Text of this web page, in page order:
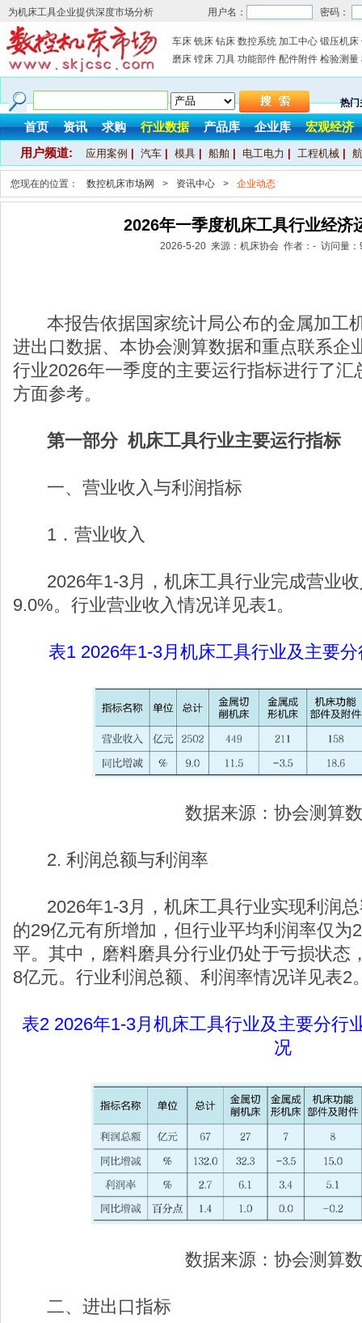
为机床工具企业提供深度市场分析 用户名： 密码：
车床 铣床 钻床 数控系统 加工中心 锻压机床
磨床 镗床 刀具 功能部件 配件附件 检验测量
热门
首页 资讯 求购 行业数据 产品库 企业库 宏观经济
用户频道: 应用案例 汽车 模具 船舶 电工电力 工程机械
您现在的位置： 数控机床市场网 > 资讯中心 > 企业动态
2026年一季度机床工具行业经济
2026-5-20 来源：机床协会 作者：- 访问量：
本报告依据国家统计局公布的金属加工
进出口数据、本协会测算数据和重点联系企
行业2026年一季度的主要运行指标进行了
方面参考。
第一部分 机床工具行业主要运行指标
一、营业收入与利润指标
1．营业收入
2026年1-3月，机床工具行业完成营业收
9.0%。行业营业收入情况详见表1。
表1 2026年1-3月机床工具行业及主要
数据来源：协会测算
2. 利润总额与利润率
2026年1-3月，机床工具行业实现利润总
的29亿元有所增加，但行业平均利润率仅为
平。其中，磨料磨具分行业仍处于亏损状态
8亿元。行业利润总额、利润率情况详见表2
表2 2026年1-3月机床工具行业及主要分行
况
数据来源：协会测算
二、进出口指标